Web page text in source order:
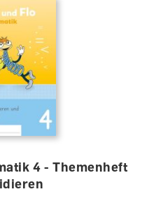
4 - Themenheft